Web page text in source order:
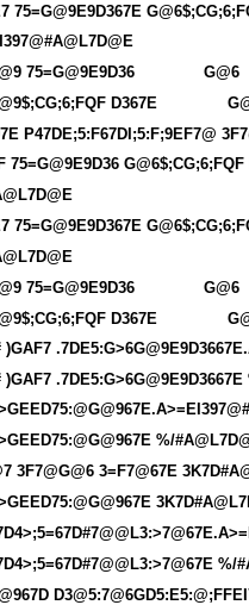
75=G@9E9D367E
75=G@9E9D36
G@6
D367E
P47DE;5:F67DI;5:F;9EF7@
75=G@9E9D36 G@6$;CG;6;FQF
75=G@9E9D367E
75=G@9E9D36
G@6
D367E
%/
3F7@G@6 3=F7@67E
%/